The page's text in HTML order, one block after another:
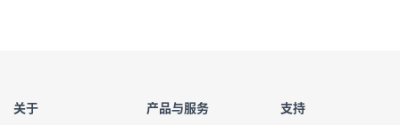
关于 产品与服务 支持